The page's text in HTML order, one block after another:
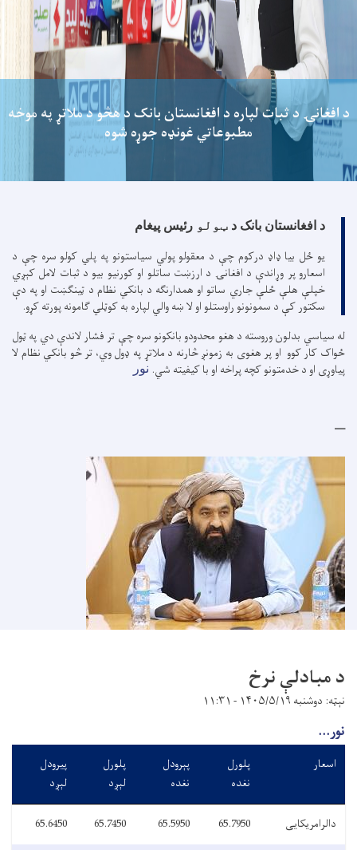
د افغانۍ د ثبات لپاره د افغانستان بانک د هڅو د ملاتړ په موخه
مطبوعاتي غونډه جوړه شوه
د افغانستان بانک د ټولو رئیس پیغام
یو ځل بیا ډاډ درکوم چې د معقولو پولي سیاستونو په پلي کولو سره چې د
اسعارو پر وړاندې د افغانۍ د ارزښت ساتلو او کورنیو بیو د ثبات لامل کېږي
خپلې هلې ځلې جاري ساتو او همدارنګه د بانکي نظام د ټینګښت او په دې
سکتور کې د سمونونو راوستلو او لا ښه والي لپاره به کوټلي ګامونه پورته کړو.
له سیاسي بدلون وروسته د هغو محدودو بانکونو سره چې تر فشار لاندې دي په ټول
ځواک کار کوو او پر هغوی به زمونږ څارنه د ملاتړ په ډول وي، تر څو بانکي نظام لا
پیاوړی او د خدمتونو کچه پراخه او با کیفیته شي. نور
د مبادلې نرخ
نېټه: دوشنبه ۱۴۰۵/۵/۱۹ - ۱۱:۳۱
نور...
اسعار
پلورل
نغده
پېرودل
نغده
پلورل
لېږد
پیرودل
لېږد
دالرامریکایی 65.7950
65.5950
65.7450
65.6450